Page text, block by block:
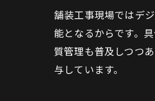
舗装工事現場ではデ
能となるからです。
質管理も普及しつつ
与しています。